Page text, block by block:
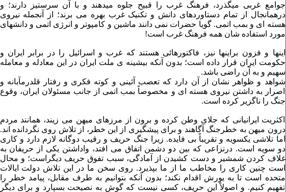
جوامع غربی میگذرد، فرهنگ غرب را قبیح جلوه میدهند و با آن سرستیز دارند؛ و
درهمانجال از تمام دستاوردهای دانش و تکنیک غرب بهره می برند؛ از آنجمله نیروی
هسته ای و بمب اتمی. گویا حضرات نمی دانند ماشین و کامپوتر و انرژی اتمی و دانشهای
مورد استفاده شان همه فرهنگ غرب است!
اینها و فزون براینها نیز، فاکتورهائی هستند که غرب و اسرائیل را در برابر ایران و
حکومت ایران قرار داده است؛ بدون آنکه بیشینه ی ملت ایران در این معادله و معامله
سهیم و به آن راضی باشد.
شواهد و ظواهر نشان از آن دارد که تعصب آئینی و کوته فکری و رفتار قلدرمآبانه و
اصرار به داشتن نیروی هسته ای و مخصوصاً بمب اتمی از جانب مسئولان ایران، وقوع
جنگ را ناگزیر کرده است.
اکثریت ایرانیانی که جلای وطن کرده و برون از مرزهای میهن می زیند، همانند مردم
درون میهن به خطرجنگ آگاهند و برای پیشگیری از این خطر، از تلاش روی نگردانده اند.
اما تلاشی یکسویه و تقریباً بی فایده. زیرا جنگ حریف و رقیب دوگانه لازم دارد و کاری
دو سویه است. درنزاعی که بین دو دشمن اتفاق می افتد، واداشتن یکی از حریفان به
غلاف کردن شمشیر و دست کشیدن از آمادگی، سبب تفوق حریف دیگراست؛ و محال
است چنین کاری را مخاطب ما از ما بپذیرد. روی سخن ما در این تلاش دولت ایالات
متحده است تا به یورش اقدام نکند؛ بدون آنکه بتوانیم به طرف مقابل، پیامد خطر را
تفهیم کنیم. و اصولاً این حریف، کسی نیست که گوش به نصیحت بسپارد و برای دیگر